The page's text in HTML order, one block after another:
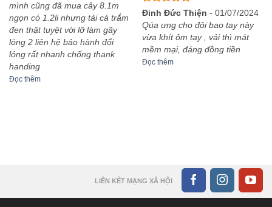
mình cũng đã mua cây 8.1m
ngọn có 1.2li nhưng tải cá trắm
đen thật tuyệt vời lỡ làm gãy
lóng 2 liên hệ bảo hành đổi
lóng rất nhanh chống thank
handing
Đọc thêm
Được xếp
hạng
sao
Đinh Đức Thiện - 01/07/2024
Qúa ưng cho đôi bao tay này
vừa khít ôm tay , vải thì mát
mềm mại, đáng đồng tiền
Đọc thêm
LIÊN KẾT MẠNG XÃ HỘI